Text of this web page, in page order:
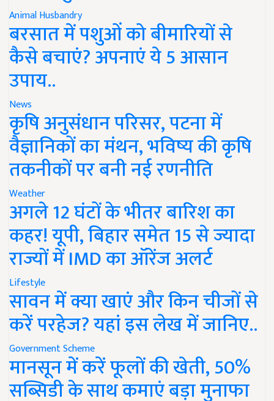
Animal Husbandry
बरसात में पशुओं को बीमारियों से
कैसे बचाएं? अपनाएं ये 5 आसान
उपाय..
News
कृषि अनुसंधान परिसर, पटना में
वैज्ञानिकों का मंथन, भविष्य की कृषि
तकनीकों पर बनी नई रणनीति
Weather
अगले 12 घंटों के भीतर बारिश का
कहर! यूपी, बिहार समेत 15 से ज्यादा
राज्यों में IMD का ऑरेंज अलर्ट
Lifestyle
सावन में क्या खाएं और किन चीजों से
करें परहेज? यहां इस लेख में जानिए..
Government Scheme
मानसून में करें फूलों की खेती, 50%
सब्सिडी के साथ कमाएं बड़ा मुनाफा